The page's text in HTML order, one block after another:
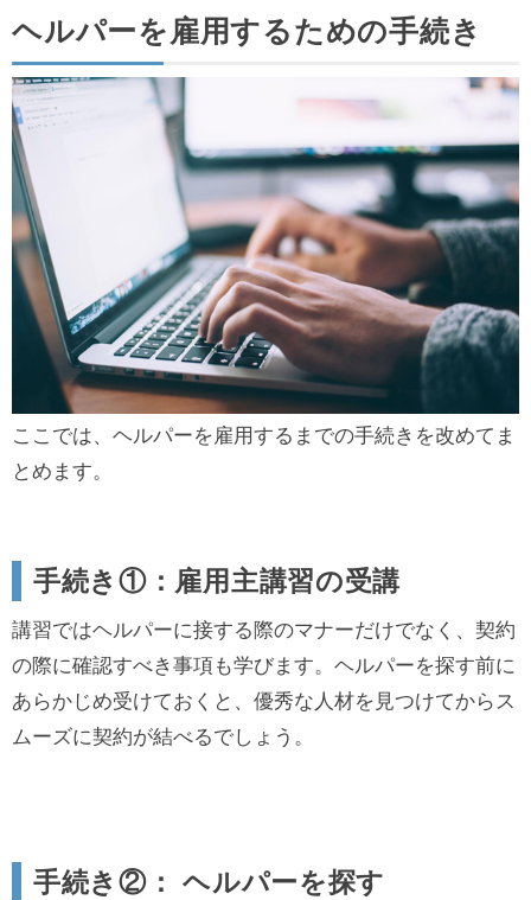
ヘルパーを雇用するための手続き
ここでは、ヘルパーを雇用するまでの手続きを改めてま
とめます。
手続き①：雇用主講習の受講
講習ではヘルパーに接する際のマナーだけでなく、契約
の際に確認すべき事項も学びます。ヘルパーを探す前に
あらかじめ受けておくと、優秀な人材を見つけてからス
ムーズに契約が結べるでしょう。
手続き②： ヘルパーを探す